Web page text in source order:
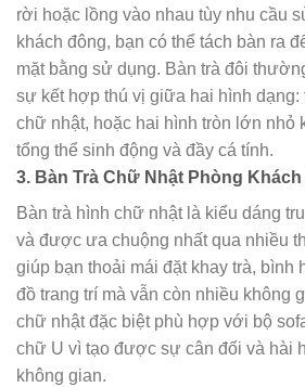
rời hoặc lồng vào nhau tùy nhu cầu
khách đông, bạn có thể tách bàn ra
mặt bằng sử dụng. Bàn trà đôi
sự kết hợp thú vị giữa hai hình dạng:
chữ nhật, hoặc hai hình tròn lớn nhỏ
tổng thể sinh động và đầy cá tính.
3. Bàn Trà Chữ Nhật Phòng Khách
Bàn trà hình chữ nhật là kiểu dáng
và được ưa chuộng nhất qua nhiều
giúp bạn thoải mái đặt khay trà, bình
đồ trang trí mà vẫn còn nhiều không
chữ nhật đặc biệt phù hợp với bộ
chữ U vì tạo được sự cân đối và hài
không gian.